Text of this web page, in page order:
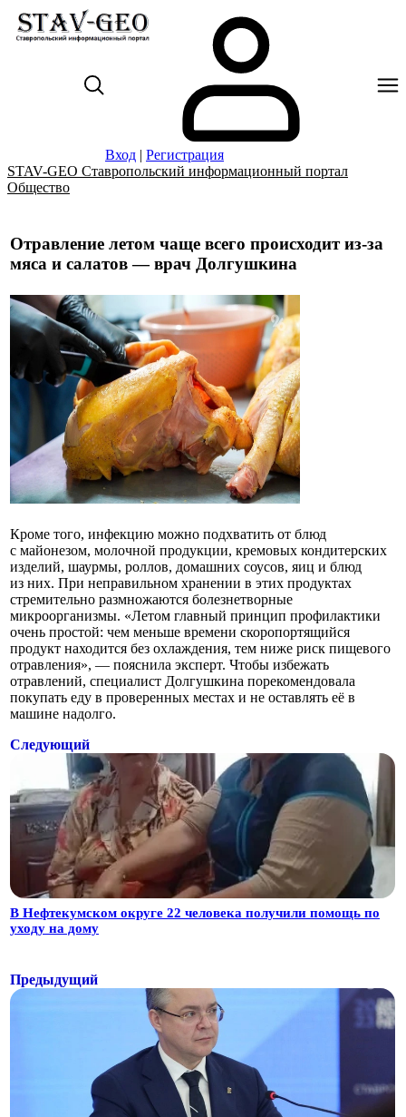
Вход | Регистрация
STAV-GEO Ставропольский информационный портал
Общество
Отравление летом чаще всего происходит из-за
мяса и салатов — врач Долгушкина
Кроме того, инфекцию можно подхватить от блюд
с майонезом, молочной продукции, кремовых кондитерских
изделий, шаурмы, роллов, домашних соусов, яиц и блюд
из них. При неправильном хранении в этих продуктах
стремительно размножаются болезнетворные
микроорганизмы. «Летом главный принцип профилактики
очень простой: чем меньше времени скоропортящийся
продукт находится без охлаждения, тем ниже риск пищевого
отравления», — пояснила эксперт. Чтобы избежать
отравлений, специалист Долгушкина порекомендовала
покупать еду в проверенных местах и не оставлять её в
машине надолго.
Следующий
В Нефтекумском округе 22 человека получили помощь по
уходу на дому
Предыдущий